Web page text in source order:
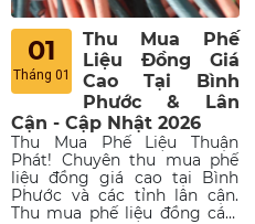
01
Tháng 01
Thu Mua Phế
Liệu Đồng Giá
Cao Tại Bình
Phước & Lân
Cận - Cập Nhật 2026
Thu Mua Phế Liệu Thuận
Phát! Chuyên thu mua phế
liệu đồng giá cao tại Bình
Phước và các tỉnh lân cận.
Thu mua phế liệu đồng cáp,